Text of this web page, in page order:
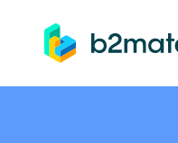
springen